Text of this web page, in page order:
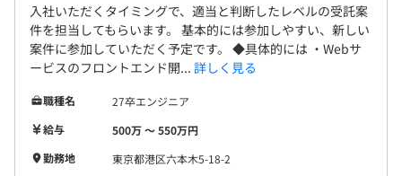
Elasticsearch
・入社から3ヶ月間
入社いただくタイミングで、適当と判断したレベルの受託案
件を担当してもらいます。 基本的には参加しやすい、新しい
案件に参加していただく予定です。 ◆具体的には ・Webサ
ービスのフロントエンド開... 詳しく見る
職種名
27卒エンジニア
給与
500万 〜 550万円
勤務地
東京都港区六本木5-18-2